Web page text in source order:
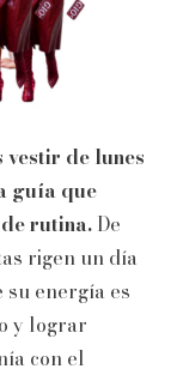
vestir de lunes
guía que
rutina. De
rigen un día
su energía es
y lograr
con el